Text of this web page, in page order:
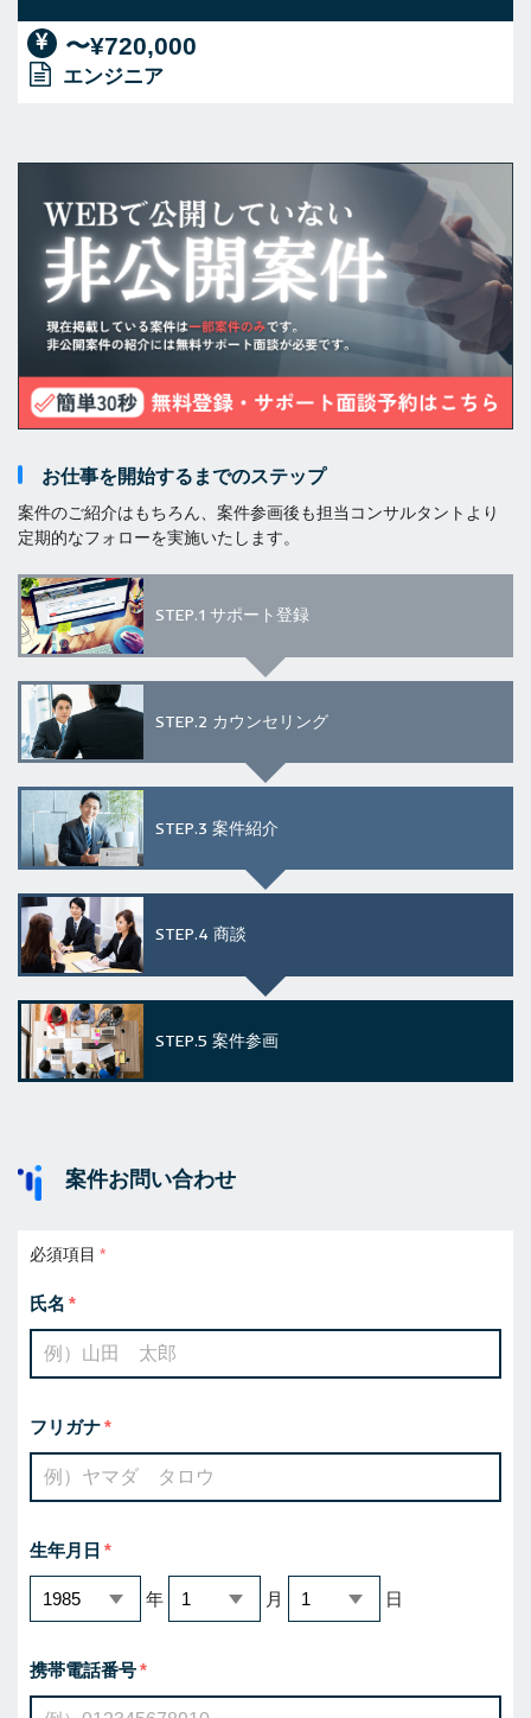
〜¥720,000
エンジニア
お仕事を開始するまでのステップ
案件のご紹介はもちろん、案件参画後も担当コンサルタントより
定期的なフォローを実施いたします。
STEP.1 サポート登録
STEP.2 カウンセリング
STEP.3 案件紹介
STEP.4 商談
STEP.5 案件参画
案件お問い合わせ
必須項目
氏名
フリガナ
生年月日
年 月 日
携帯電話番号